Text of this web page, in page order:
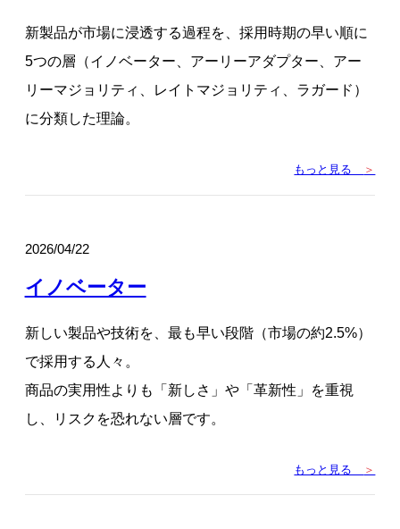
新製品が市場に浸透する過程を、採用時期の早い順に
5つの層（イノベーター、アーリーアダプター、アー
リーマジョリティ、レイトマジョリティ、ラガード）
に分類した理論。
もっと見る ＞
2026/04/22
イノベーター
新しい製品や技術を、最も早い段階（市場の約2.5%）
で採用する人々。
商品の実用性よりも「新しさ」や「革新性」を重視
し、リスクを恐れない層です。
もっと見る ＞